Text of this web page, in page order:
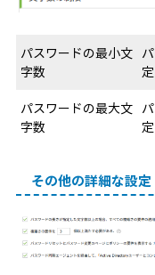
パスワードの最小文
字数
パスワードの最大文
字数
その他の詳細な設定